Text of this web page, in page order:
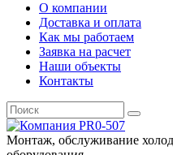
О компании
Доставка и оплата
Как мы работаем
Заявка на расчет
Наши объекты
Контакты
Монтаж, обслуживание